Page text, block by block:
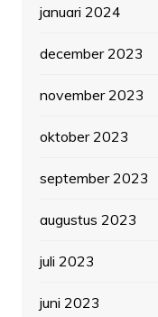
januari 2024
december 2023
november 2023
oktober 2023
september 2023
augustus 2023
juli 2023
juni 2023